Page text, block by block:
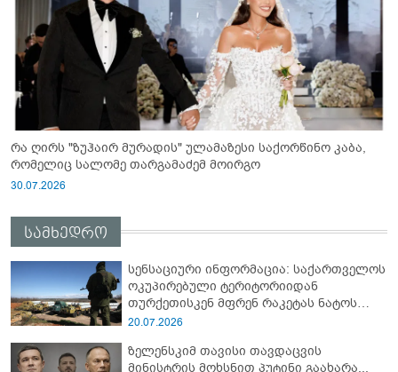
რა ღირს "ზუჰაირ მურადის" ულამაზესი საქორწინო კაბა,
რომელიც სალომე თარგამაძემ მოირგო
30.07.2026
სამხედრო
სენსაციური ინფორმაცია: საქართველოს
ოკუპირებული ტერიტორიიდან
თურქეთისკენ მფრენ რაკეტას ნატოს
სამიტი კინაღამ ჩაუშლია
20.07.2026
ზელენსკიმ თავისი თავდაცვის
მინისტრის მოხსნით პუტინი გაახარა...